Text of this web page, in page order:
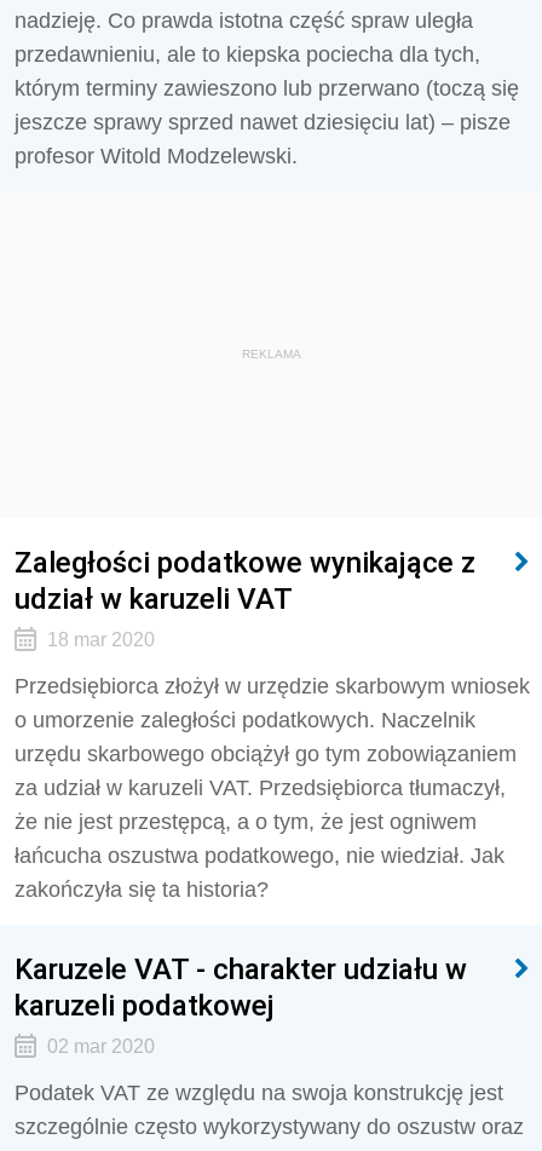
nadzieję. Co prawda istotna część spraw uległa
przedawnieniu, ale to kiepska pociecha dla tych,
którym terminy zawieszono lub przerwano (toczą się
jeszcze sprawy sprzed nawet dziesięciu lat) – pisze
profesor Witold Modzelewski.
REKLAMA
Zaległości podatkowe wynikające z
udział w karuzeli VAT
18 mar 2020
Przedsiębiorca złożył w urzędzie skarbowym wniosek
o umorzenie zaległości podatkowych. Naczelnik
urzędu skarbowego obciążył go tym zobowiązaniem
za udział w karuzeli VAT. Przedsiębiorca tłumaczył,
że nie jest przestępcą, a o tym, że jest ogniwem
łańcucha oszustwa podatkowego, nie wiedział. Jak
zakończyła się ta historia?
Karuzele VAT - charakter udziału w
karuzeli podatkowej
02 mar 2020
Podatek VAT ze względu na swoja konstrukcję jest
szczególnie często wykorzystywany do oszustw oraz